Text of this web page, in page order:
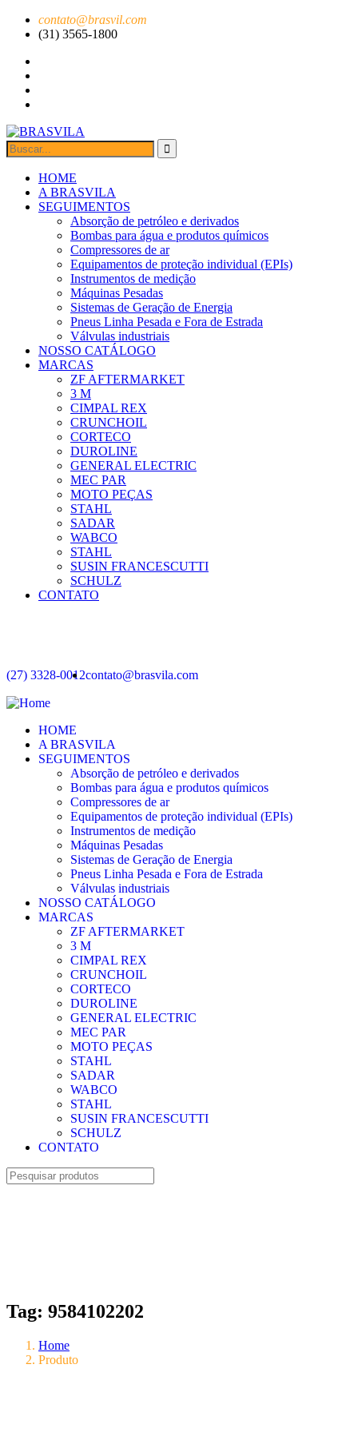
contato@brasvil.com
(31) 3565-1800
HOME
A BRASVILA
SEGUIMENTOS
Absorção de petróleo e derivados
Bombas para água e produtos químicos
Compressores de ar
Equipamentos de proteção individual (EPIs)
Instrumentos de medição
Máquinas Pesadas
Sistemas de Geração de Energia
Pneus Linha Pesada e Fora de Estrada
Válvulas industriais
NOSSO CATÁLOGO
MARCAS
ZF AFTERMARKET
3 M
CIMPAL REX
CRUNCHOIL
CORTECO
DUROLINE
GENERAL ELECTRIC
MEC PAR
MOTO PEÇAS
STAHL
SADAR
WABCO
STAHL
SUSIN FRANCESCUTTI
SCHULZ
CONTATO
(27) 3328-0012contato@brasvila.com
HOME
A BRASVILA
SEGUIMENTOS
Absorção de petróleo e derivados
Bombas para água e produtos químicos
Compressores de ar
Equipamentos de proteção individual (EPIs)
Instrumentos de medição
Máquinas Pesadas
Sistemas de Geração de Energia
Pneus Linha Pesada e Fora de Estrada
Válvulas industriais
NOSSO CATÁLOGO
MARCAS
ZF AFTERMARKET
3 M
CIMPAL REX
CRUNCHOIL
CORTECO
DUROLINE
GENERAL ELECTRIC
MEC PAR
MOTO PEÇAS
STAHL
SADAR
WABCO
STAHL
SUSIN FRANCESCUTTI
SCHULZ
CONTATO
Tag: 9584102202
Home
Produto